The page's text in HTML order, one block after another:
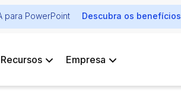
para PowerPoint Descubra os benefícios
Recursos Empresa